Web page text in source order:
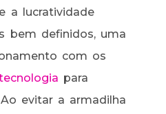
a lucratividade
bem definidos, uma
com os
para
evitar a armadilha